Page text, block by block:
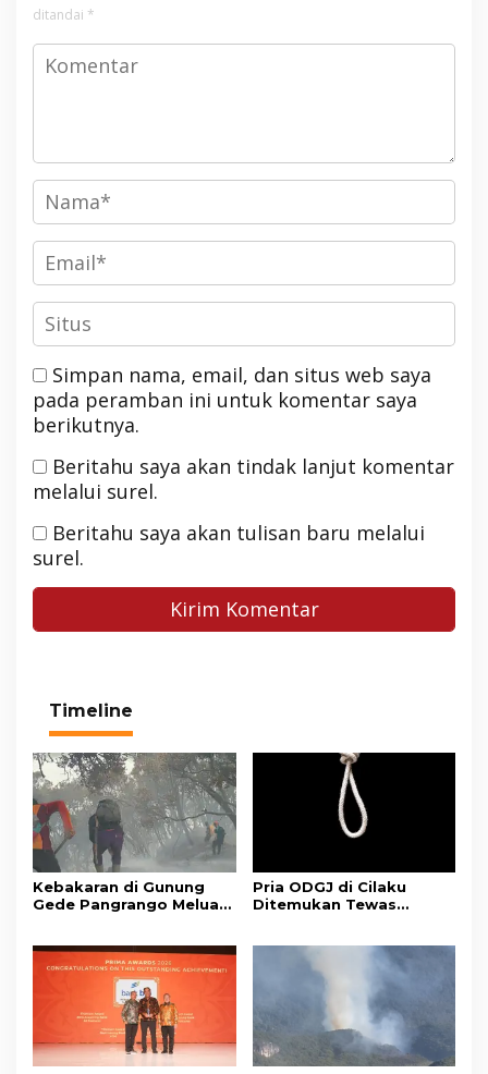
ditandai *
Simpan nama, email, dan situs web saya
pada peramban ini untuk komentar saya
berikutnya.
Beritahu saya akan tindak lanjut komentar
melalui surel.
Beritahu saya akan tulisan baru melalui
surel.
Timeline
Kebakaran di Gunung
Gede Pangrango Meluas,
Pria ODGJ di Cilaku
Ditemukan Tewas